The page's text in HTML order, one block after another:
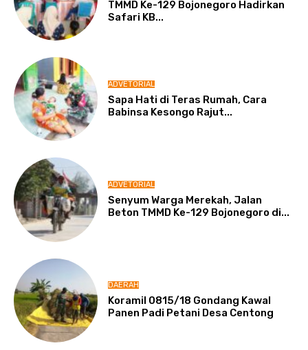
TMMD Ke-129 Bojonegoro Hadirkan
Safari KB...
ADVETORIAL
Sapa Hati di Teras Rumah, Cara
Babinsa Kesongo Rajut...
ADVETORIAL
Senyum Warga Merekah, Jalan
Beton TMMD Ke-129 Bojonegoro di...
DAERAH
Koramil 0815/18 Gondang Kawal
Panen Padi Petani Desa Centong